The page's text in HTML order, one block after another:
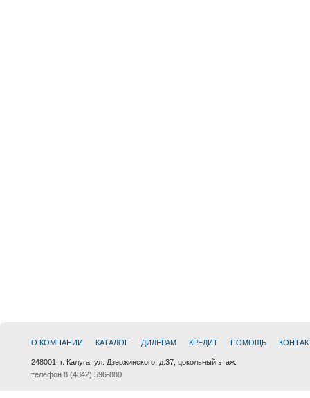
О КОМПАНИИ КАТАЛОГ ДИЛЕРАМ КРЕДИТ ПОМОЩЬ
248001, г. Калуга, ул. Дзержинского, д.37, цокольный этаж.
телефон 8 (4842) 596-880